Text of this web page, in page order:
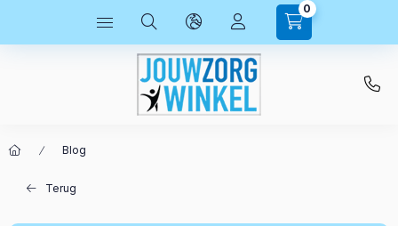
0
Blog
Terug